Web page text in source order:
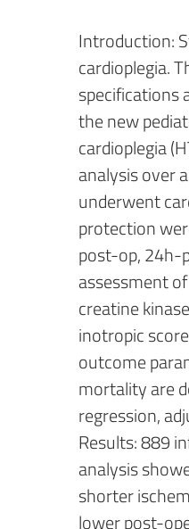
Introduction:
cardioplegia.
specifications
the new
cardioplegia
analysis over
underwent
protection
post-op, 24h-
assessment
creatine
inotropic
outcome
mortality are
regression,
Results: 889
analysis
shorter
lower post-